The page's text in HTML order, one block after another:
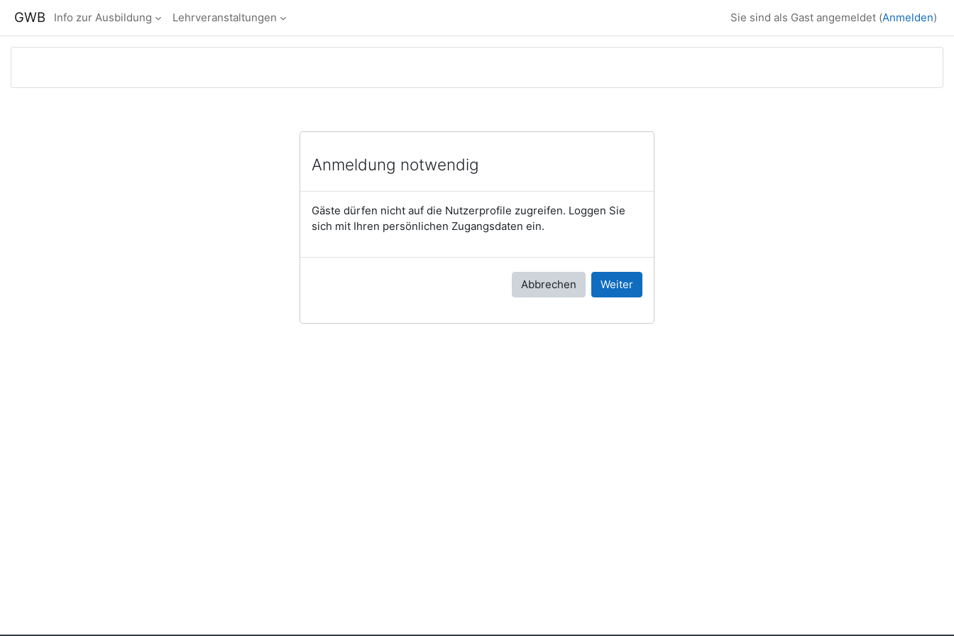
GWB Info zur Ausbildung Lehrveranstaltungen Sie sind als Gast angemeldet (Anmelden)
Anmeldung notwendig
Gäste dürfen nicht auf die Nutzerprofile zugreifen. Loggen Sie
sich mit Ihren persönlichen Zugangsdaten ein.
Abbrechen Weiter